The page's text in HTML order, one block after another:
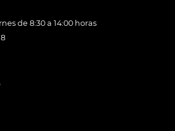
de 8:30 a 14:00 horas